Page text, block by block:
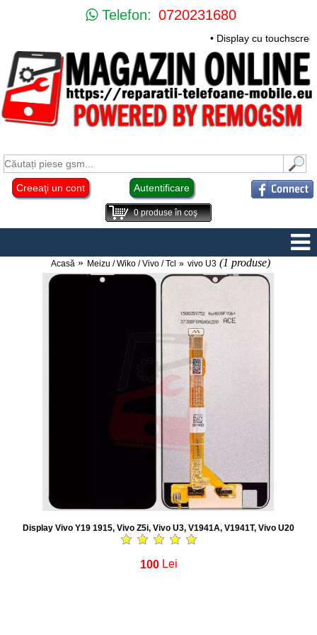
Telefon: 0720231680
• Display cu
Creeaţi un cont Autentificare
0produse în coş
Acasă Meizu / Wiko / Vivo / Tcl vivo U3 (1 produse)
Display Vivo Y19 1915, Vivo Z5i, Vivo U3, V1941A, V1941T, Vivo U20
100 Lei